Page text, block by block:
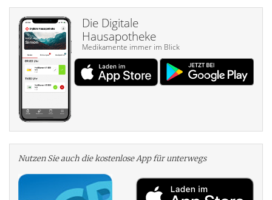
Die Digitale
Hausapotheke
Medikamente immer im Blick
Nutzen Sie auch die kosten­lose App für unterwegs